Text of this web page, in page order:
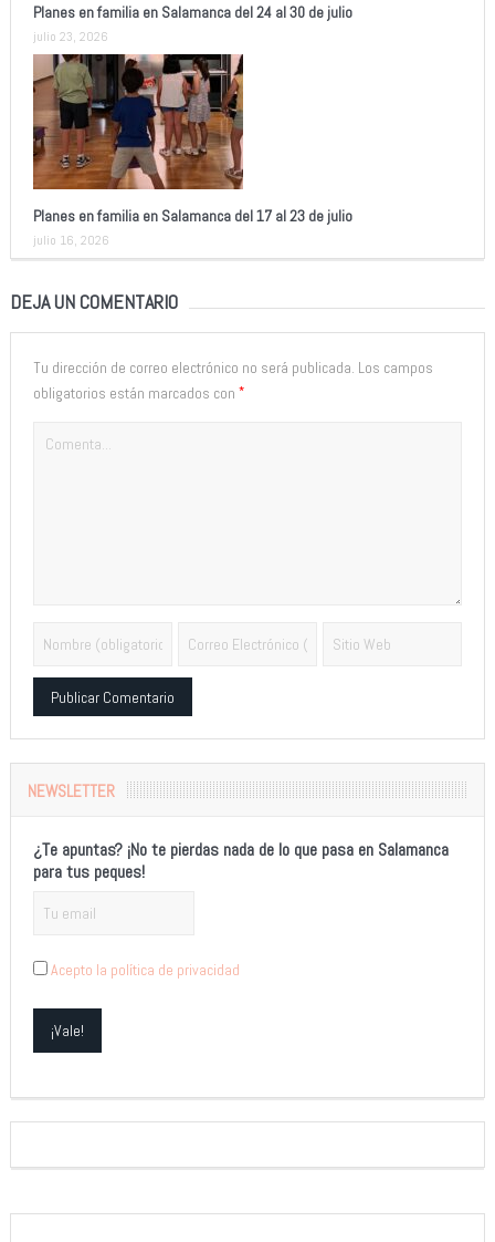
Planes en familia en Salamanca del 24 al 30 de julio
julio 23, 2026
Planes en familia en Salamanca del 17 al 23 de julio
julio 16, 2026
DEJA UN COMENTARIO
Tu dirección de correo electrónico no será publicada. Los campos
obligatorios están marcados con *
NEWSLETTER
¿Te apuntas? ¡No te pierdas nada de lo que pasa en Salamanca
para tus peques!
Acepto la política de privacidad